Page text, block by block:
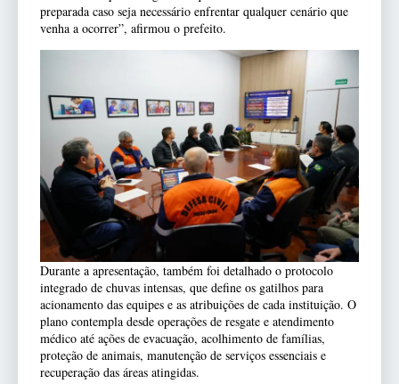
preparada caso seja necessário enfrentar qualquer cenário que
venha a ocorrer”, afirmou o prefeito.
Durante a apresentação, também foi detalhado o protocolo
integrado de chuvas intensas, que define os gatilhos para
acionamento das equipes e as atribuições de cada instituição. O
plano contempla desde operações de resgate e atendimento
médico até ações de evacuação, acolhimento de famílias,
proteção de animais, manutenção de serviços essenciais e
recuperação das áreas atingidas.